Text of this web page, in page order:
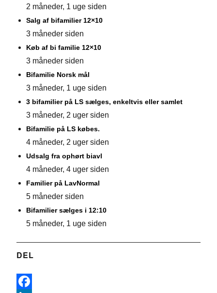
2 måneder, 1 uge siden
Salg af bifamilier 12×10
3 måneder siden
Køb af bi familie 12×10
3 måneder siden
Bifamilie Norsk mål
3 måneder, 1 uge siden
3 bifamilier på LS sælges, enkeltvis eller samlet
3 måneder, 2 uger siden
Bifamilie på LS købes.
4 måneder, 2 uger siden
Udsalg fra ophørt biavl
4 måneder, 4 uger siden
Familier på LavNormal
5 måneder siden
Bifamilier sælges i 12:10
5 måneder, 1 uge siden
DEL